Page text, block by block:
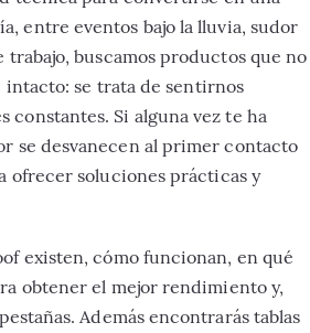
entre eventos bajo la lluvia, sudor
trabajo, buscamos productos que no
intacto: se trata de sentirnos
constantes. Si alguna vez te ha
se desvanecen al primer contacto
ofrecer soluciones prácticas y
existen, cómo funcionan, en qué
obtener el mejor rendimiento y,
Además encontrarás tablas